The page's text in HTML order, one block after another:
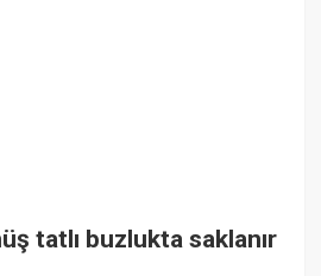
tatlı buzlukta saklanır